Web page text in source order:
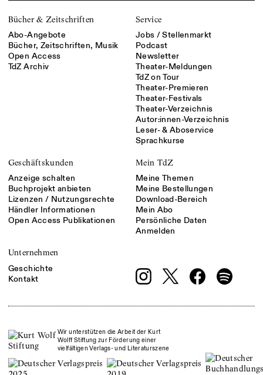
Bücher & Zeitschriften
Abo-Angebote
Bücher, Zeitschriften, Musik
Open Access
TdZ Archiv
Service
Jobs / Stellenmarkt
Podcast
Newsletter
Theater-Meldungen
TdZ on Tour
Theater-Premieren
Theater-Festivals
Theater-Verzeichnis
Autor:innen-Verzeichnis
Leser- & Aboservice
Sprachkurse
Geschäftskunden
Anzeige schalten
Buchprojekt anbieten
Lizenzen / Nutzungsrechte
Händler Informationen
Open Access Publikationen
Mein TdZ
Meine Themen
Meine Bestellungen
Download-Bereich
Mein Abo
Persönliche Daten
Anmelden
Unternehmen
Geschichte
Kontakt
Wir unterstützen die Arbeit der Kurt
Wolff Stiftung zur Förderung einer
vielfältigen Verlags- und Literaturszene